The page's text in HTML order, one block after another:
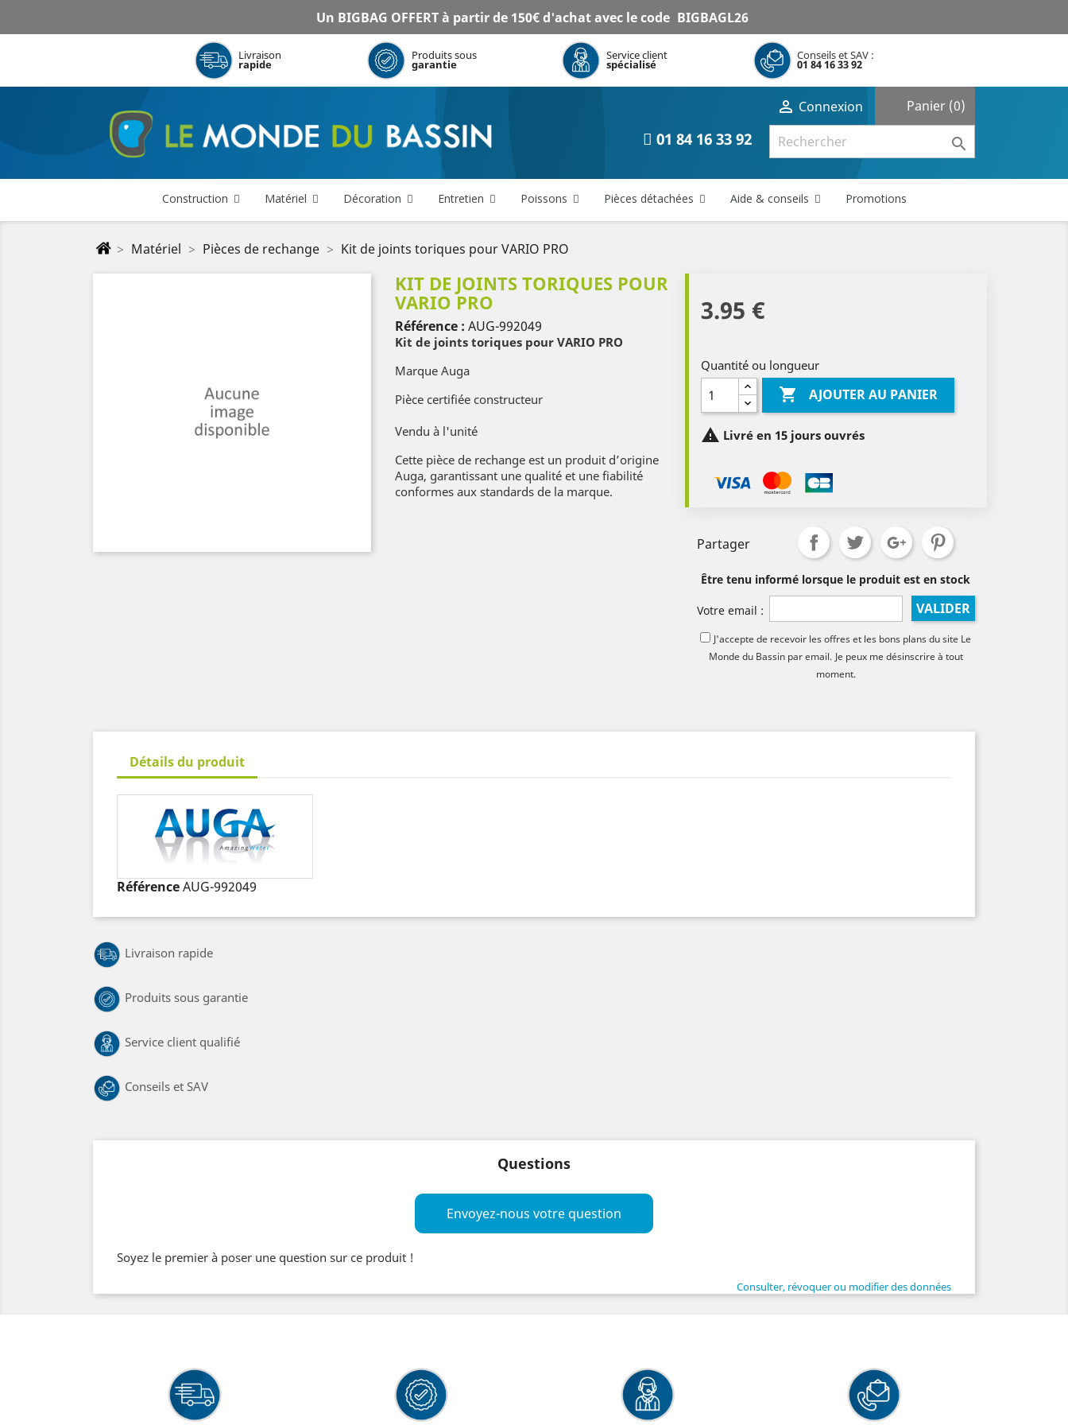
Un BIGBAG OFFERT à partir de 150€ d'achat avec le code BIGBAGL26
Livraison
rapide
Produits sous
garantie
Service client
spécialisé
Conseils et SAV :
01 84 16 33 92
 Connexion Panier (0)
01 84 16 33 92 
Construction Matériel Décoration Entretien Poissons Pièces détachées Aide & conseils Promotions
Matériel Pièces de rechange Kit de joints toriques pour VARIO PRO
KIT DE JOINTS TORIQUES POUR
VARIO PRO
Référence : AUG-992049
Kit de joints toriques pour VARIO PRO
Marque Auga
Pièce certifiée constructeur
Vendu à l'unité
Cette pièce de rechange est un produit d’origine
Auga, garantissant une qualité et une fiabilité
conformes aux standards de la marque.
3.95 €
Quantité ou longueur
 AJOUTER AU PANIER
 Livré en 15 jours ouvrés
Partager
Être tenu informé lorsque le produit est en stock
Votre email : VALIDER
J'accepte de recevoir les offres et les bons plans du site Le
Monde du Bassin par email. Je peux me désinscrire à tout
moment.
Détails du produit
RéférenceAUG-992049
Livraison rapide
Produits sous garantie
Service client qualifié
Conseils et SAV
Questions
Envoyez-nous votre question
Soyez le premier à poser une question sur ce produit !
Consulter, révoquer ou modifier des données